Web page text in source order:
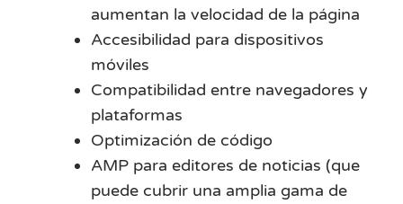
aumentan la velocidad de la página
Accesibilidad para dispositivos
móviles
Compatibilidad entre navegadores y
plataformas
Optimización de código
AMP para editores de noticias (que
puede cubrir una amplia gama de